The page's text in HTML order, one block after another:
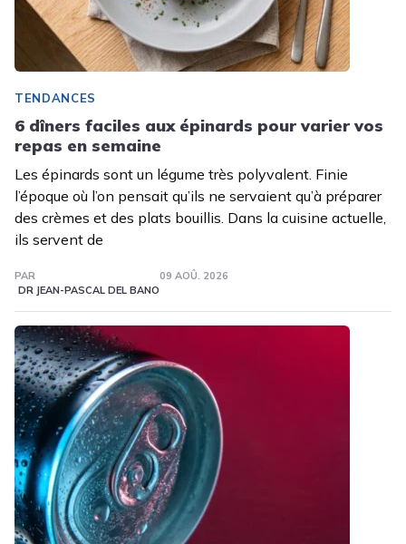
TENDANCES
6 dîners faciles aux épinards pour varier vos
repas en semaine
Les épinards sont un légume très polyvalent. Finie
l’époque où l’on pensait qu’ils ne servaient qu’à préparer
des crèmes et des plats bouillis. Dans la cuisine actuelle,
ils servent de
PAR
DR JEAN-PASCAL DEL BANO
09 AOÛ. 2026